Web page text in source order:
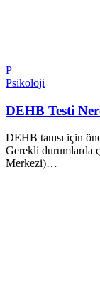
P
Psikoloji
DEHB Testi
DEHB tanısı için
Gerekli durumlarda
Merkezi)…